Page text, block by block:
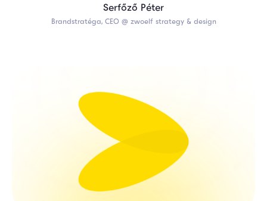
Serfőző Péter
Brandstratéga, CEO @ zwoelf strategy & design